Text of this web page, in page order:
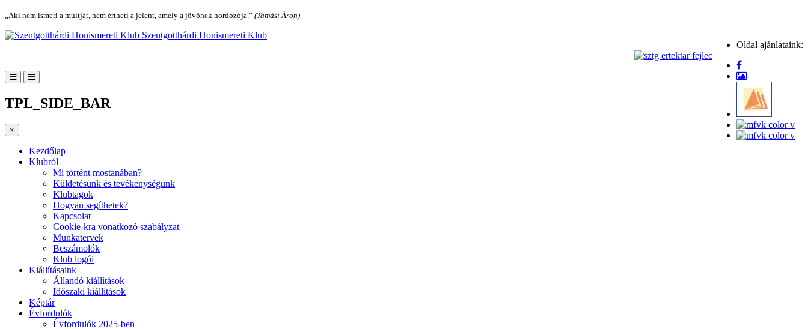
„Aki nem ismeri a múltját, nem értheti a jelent, amely a jövőnek hordozója.” (Tamási Áron)
Oldal ajánlataink:
Szentgotthárdi Honismereti Klub
TPL_SIDE_BAR
×
Kezdőlap
Klubról
Mi történt mostanában?
Küldetésünk és tevékenységünk
Klubtagok
Hogyan segíthetek?
Kapcsolat
Cookie-kra vonatkozó szabályzat
Munkatervek
Beszámolók
Klub logói
Kiállításaink
Állandó kiállítások
Időszaki kiállítások
Képtár
Évfordulók
Évfordulók 2025-ben